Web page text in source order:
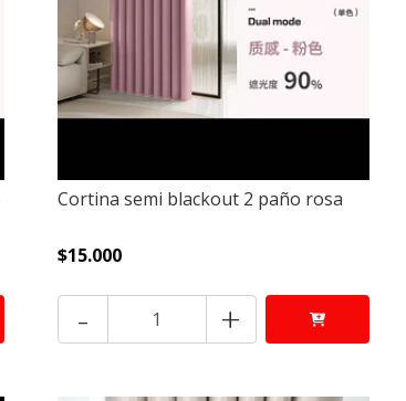
Cortina semi blackout 2 paño rosa
$15.000
- +